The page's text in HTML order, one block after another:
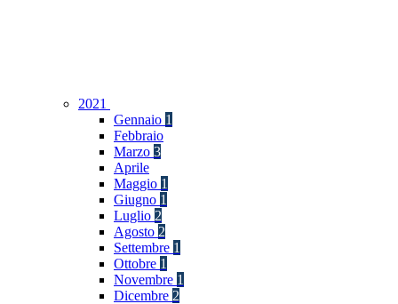
2021
Gennaio 1
Febbraio
Marzo 3
Aprile
Maggio 1
Giugno 1
Luglio 2
Agosto 2
Settembre 1
Ottobre 1
Novembre 1
Dicembre 2